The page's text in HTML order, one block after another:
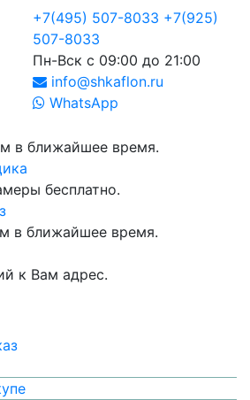
+7(495) 507-8033 +7(925)
507-8033
Пн-Вск с 09:00 до 21:00
info@shkaflon.ru
WhatsApp
в ближайшее время.
бесплатно.
в ближайшее время.
к Вам адрес.